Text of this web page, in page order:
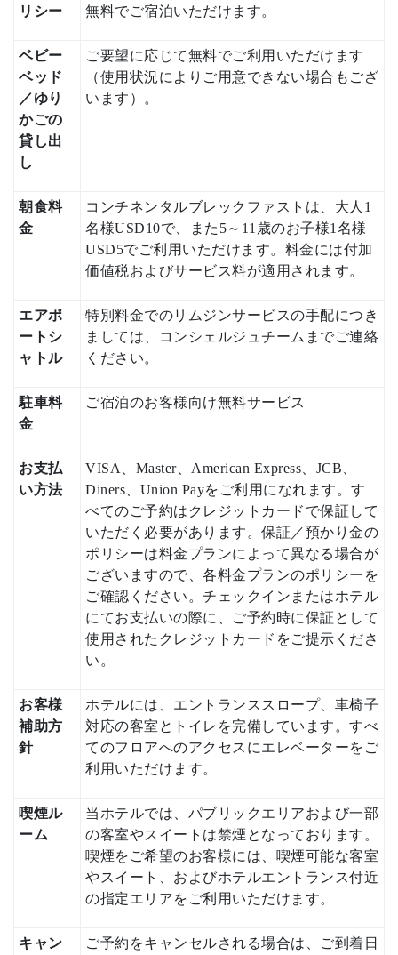
リシー
無料でご宿泊いただけます。
ベビー
ベッド
／ゆり
かごの
貸し出
し
ご要望に応じて無料でご利用いただけます
（使用状況によりご用意できない場合もござ
います）。
朝食料
金
コンチネンタルブレックファストは、大人1
名様USD10で、また5～11歳のお子様1名様
USD5でご利用いただけます。料金には付加
価値税およびサービス料が適用されます。
エアポ
ートシ
ャトル
特別料金でのリムジンサービスの手配につき
ましては、コンシェルジュチームまでご連絡
ください。
駐車料
金
ご宿泊のお客様向け無料サービス
お支払
い方法
VISA、Master、American Express、JCB、
Diners、Union Payをご利用になれます。す
べてのご予約はクレジットカードで保証して
いただく必要があります。保証／預かり金の
ポリシーは料金プランによって異なる場合が
ございますので、各料金プランのポリシーを
ご確認ください。チェックインまたはホテル
にてお支払いの際に、ご予約時に保証として
使用されたクレジットカードをご提示くださ
い。
お客様
補助方
針
ホテルには、エントランススロープ、車椅子
対応の客室とトイレを完備しています。すべ
てのフロアへのアクセスにエレベーターをご
利用いただけます。
喫煙ル
ーム
当ホテルでは、パブリックエリアおよび一部
の客室やスイートは禁煙となっております。
喫煙をご希望のお客様には、喫煙可能な客室
やスイート、およびホテルエントランス付近
の指定エリアをご利用いただけます。
キャン ご予約をキャンセルされる場合は、ご到着日